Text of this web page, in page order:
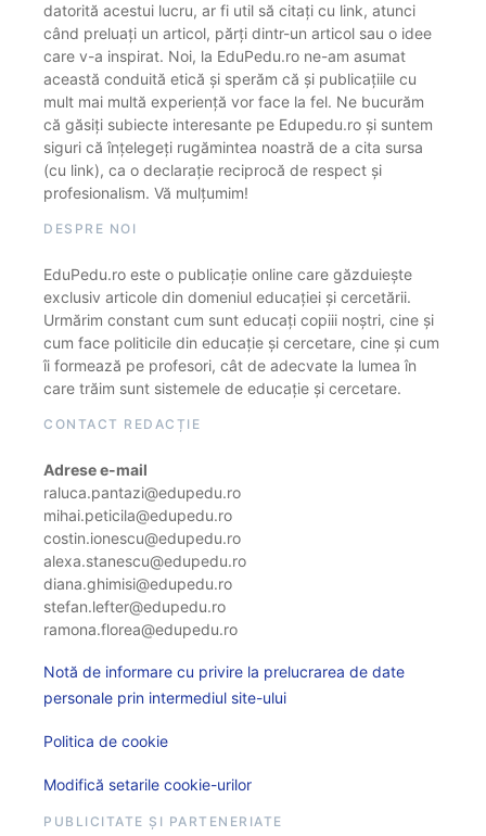
datorită acestui lucru, ar fi util să citați cu link, atunci
când preluați un articol, părți dintr-un articol sau o idee
care v-a inspirat. Noi, la EduPedu.ro ne-am asumat
această conduită etică și sperăm că și publicațiile cu
mult mai multă experiență vor face la fel. Ne bucurăm
că găsiți subiecte interesante pe Edupedu.ro și suntem
siguri că înțelegeți rugămintea noastră de a cita sursa
(cu link), ca o declarație reciprocă de respect și
profesionalism. Vă mulțumim!
DESPRE NOI
EduPedu.ro este o publicație online care găzduiește
exclusiv articole din domeniul educației și cercetării.
Urmărim constant cum sunt educați copiii noștri, cine și
cum face politicile din educație și cercetare, cine și cum
îi formează pe profesori, cât de adecvate la lumea în
care trăim sunt sistemele de educație și cercetare.
CONTACT REDACȚIE
Adrese e-mail
raluca.pantazi@edupedu.ro
mihai.peticila@edupedu.ro
costin.ionescu@edupedu.ro
alexa.stanescu@edupedu.ro
diana.ghimisi@edupedu.ro
stefan.lefter@edupedu.ro
ramona.florea@edupedu.ro
Notă de informare cu privire la prelucrarea de date
personale prin intermediul site-ului
Politica de cookie
Modifică setarile cookie-urilor
PUBLICITATE ȘI PARTENERIATE